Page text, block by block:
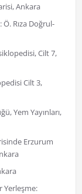
Ankara
Rıza Doğrul-
Cilt 7,
Cilt 3,
Yem Yayınları,
Erzurum
Yerleşme: